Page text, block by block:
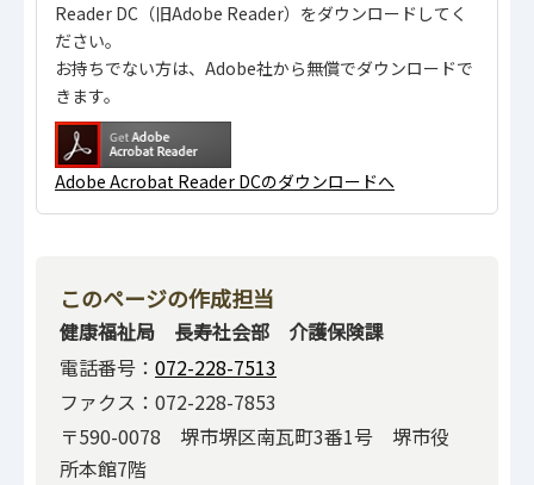
Reader DC（旧Adobe Reader）をダウンロードしてく
ださい。
お持ちでない方は、Adobe社から無償でダウンロードで
きます。
Adobe Acrobat Reader DCのダウンロードへ
このページの作成担当
健康福祉局 長寿社会部 介護保険課
電話番号： 072-228-7513
ファクス：072-228-7853
〒590-0078 堺市堺区南瓦町3番1号 堺市役
所本館7階